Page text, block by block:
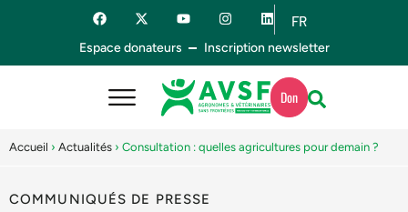
FR
ES
Espace donateurs Inscription newsletter
Don
Accueil › Actualités › Consultation : quelles agricultures pour demain ?
COMMUNIQUÉS DE PRESSE